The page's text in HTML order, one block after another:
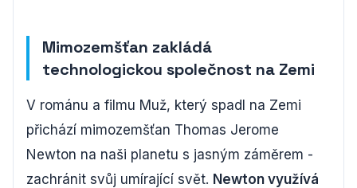
Mimozemšťan zakládá
technologickou společnost na Zemi
V románu a filmu Muž, který spadl na Zemi
přichází mimozemšťan Thomas Jerome
Newton na naši planetu s jasným záměrem -
zachránit svůj umírající svět. Newton využívá